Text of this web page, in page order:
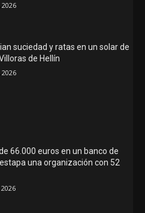
suciedad y ratas en un solar de
de Hellín
66.000 euros en un banco de
una organización con 52